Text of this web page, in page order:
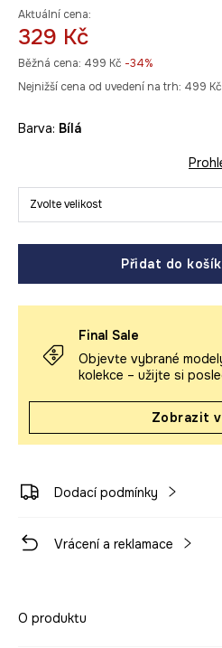
Aktuální cena:
329 Kč
Běžná cena: 499 Kč -34%
Nejnižší cena od uvedení na trh: 499 Kč
Barva: bílá
Zvolte velikost
Přidat do
Final Sale
Objevte vybrané
kolekce – užijte si
Zobrazit
Dodací podmínky
Vrácení a reklamace
O produktu